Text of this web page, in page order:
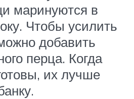
маринуются в
Чтобы усилить
добавить
перца. Когда
их лучше